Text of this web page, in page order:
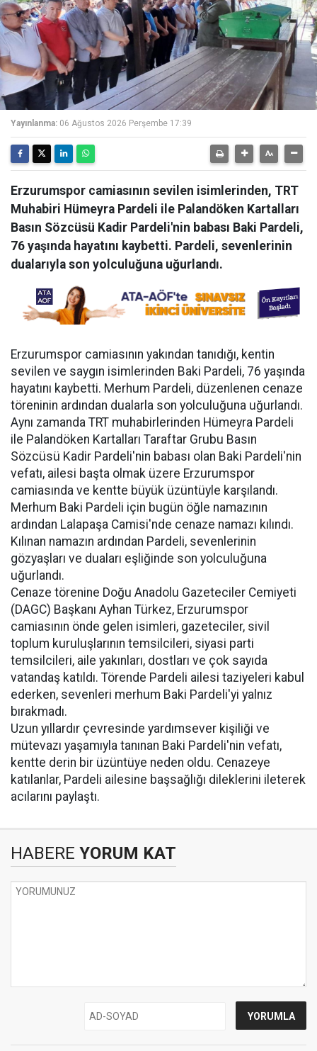
Yayınlanma: 06 Ağustos 2026 Perşembe 17:39
Erzurumspor camiasının sevilen isimlerinden, TRT
Muhabiri Hümeyra Pardeli ile Palandöken Kartalları
Basın Sözcüsü Kadir Pardeli'nin babası Baki Pardeli,
76 yaşında hayatını kaybetti. Pardeli, sevenlerinin
dualarıyla son yolculuğuna uğurlandı.
Erzurumspor camiasının yakından tanıdığı, kentin
sevilen ve saygın isimlerinden Baki Pardeli, 76 yaşında
hayatını kaybetti. Merhum Pardeli, düzenlenen cenaze
töreninin ardından dualarla son yolculuğuna uğurlandı.
Aynı zamanda TRT muhabirlerinden Hümeyra Pardeli
ile Palandöken Kartalları Taraftar Grubu Basın
Sözcüsü Kadir Pardeli'nin babası olan Baki Pardeli'nin
vefatı, ailesi başta olmak üzere Erzurumspor
camiasında ve kentte büyük üzüntüyle karşılandı.
Merhum Baki Pardeli için bugün öğle namazının
ardından Lalapaşa Camisi'nde cenaze namazı kılındı.
Kılınan namazın ardından Pardeli, sevenlerinin
gözyaşları ve duaları eşliğinde son yolculuğuna
uğurlandı.
Cenaze törenine Doğu Anadolu Gazeteciler Cemiyeti
(DAGC) Başkanı Ayhan Türkez, Erzurumspor
camiasının önde gelen isimleri, gazeteciler, sivil
toplum kuruluşlarının temsilcileri, siyasi parti
temsilcileri, aile yakınları, dostları ve çok sayıda
vatandaş katıldı. Törende Pardeli ailesi taziyeleri kabul
ederken, sevenleri merhum Baki Pardeli'yi yalnız
bırakmadı.
Uzun yıllardır çevresinde yardımsever kişiliği ve
mütevazı yaşamıyla tanınan Baki Pardeli'nin vefatı,
kentte derin bir üzüntüye neden oldu. Cenazeye
katılanlar, Pardeli ailesine başsağlığı dileklerini ileterek
acılarını paylaştı.
HABERE YORUM KAT